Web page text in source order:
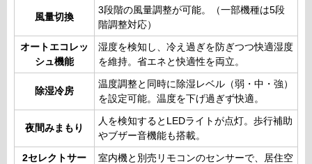
風量切換
3段階の風量調整が可能。（一部機種は5段
階調整対応）
オートエコレッ
シュ機能
湿度を検知し、冷え過ぎを防ぎつつ快適湿度
を維持。省エネと快適性を両立。
除湿冷房
温度調整と同時に除湿レベル（弱・中・強）
を設定可能。温度を下げ過ぎず快適。
夜間みまもり
人を検知するとLEDライトが点灯。歩行補助
やブザー音機能も搭載。
2セレクトサー
室内機と別売リモコンのセンサーで、居住空